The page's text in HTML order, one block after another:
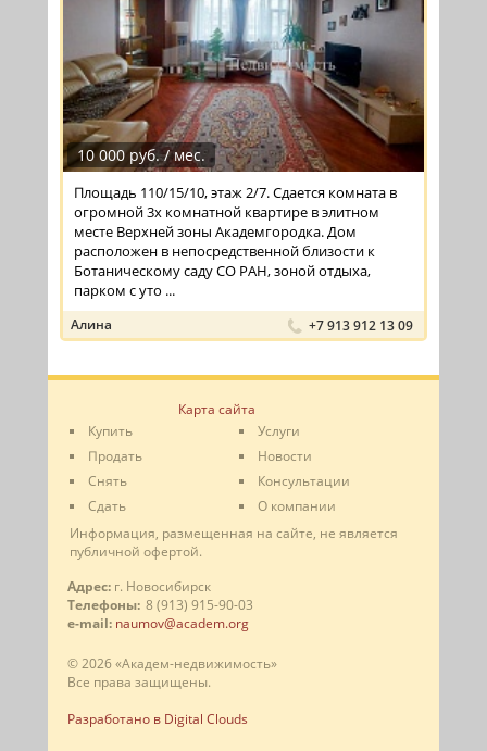
10 000 руб. / мес.
Площадь 110/15/10, этаж 2/7. Сдается комната в
огромной 3х комнатной квартире в элитном
месте Верхней зоны Академгородка. Дом
расположен в непосредственной близости к
Ботаническому саду СО РАН, зоной отдыха,
парком с уто ...
Алина +7 913 912 13 09
Карта сайта
Купить
Продать
Снять
Сдать
Услуги
Новости
Консультации
О компании
Информация, размещенная на сайте, не является
публичной офертой.
Адрес: г. Новосибирск
Телефоны: 8 (913) 915-90-03
e-mail: naumov@academ.org
© 2026 «Академ-недвижимость»
Все права защищены.
Разработано в Digital Clouds